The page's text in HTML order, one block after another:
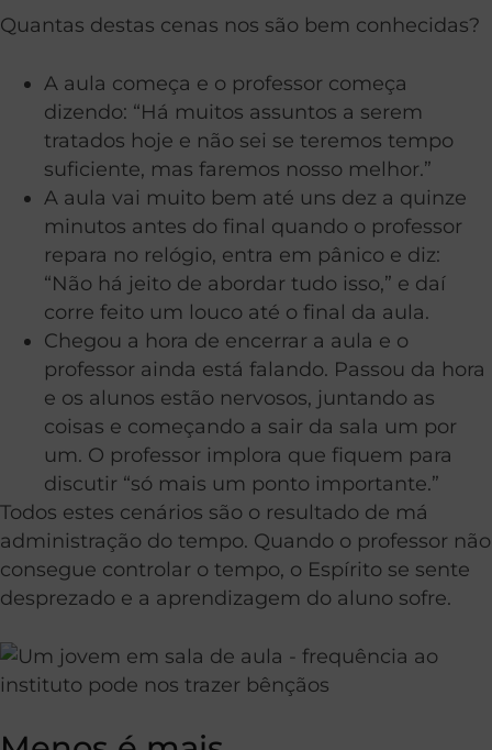
Quantas destas cenas nos são bem conhecidas?
A aula começa e o professor começa
dizendo: “Há muitos assuntos a serem
tratados hoje e não sei se teremos tempo
suficiente, mas faremos nosso melhor.”
A aula vai muito bem até uns dez a quinze
minutos antes do final quando o professor
repara no relógio, entra em pânico e diz:
“Não há jeito de abordar tudo isso,” e daí
corre feito um louco até o final da aula.
Chegou a hora de encerrar a aula e o
professor ainda está falando. Passou da hora
e os alunos estão nervosos, juntando as
coisas e começando a sair da sala um por
um. O professor implora que fiquem para
discutir “só mais um ponto importante.”
Todos estes cenários são o resultado de má
administração do tempo. Quando o professor não
consegue controlar o tempo, o Espírito se sente
desprezado e a aprendizagem do aluno sofre.